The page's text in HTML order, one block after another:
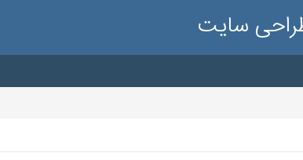
سایت